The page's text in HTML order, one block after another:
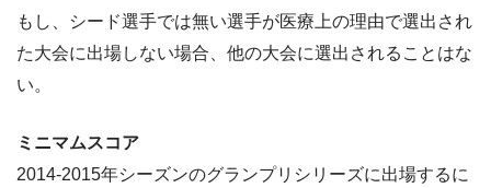
もし、シード選手では無い選手が医療上の理由で選出され
た大会に出場しない場合、他の大会に選出されることはな
い。
ミニマムスコア
2014-2015年シーズンのグランプリシリーズに出場するに